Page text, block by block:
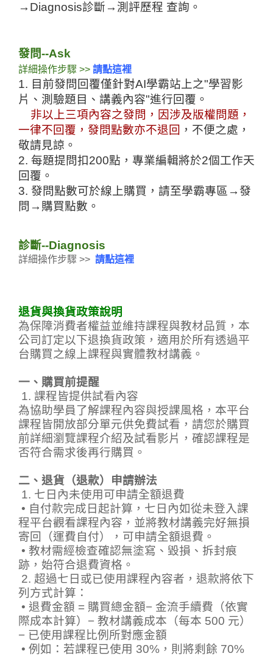
→Diagnosis診斷→測評歷程 查詢 。
發問--Ask
詳細操作步驟 >> 請點這裡
1. 目前發問回覆僅針對AI學霸站上之"學習影
片、測驗題目、講義內容"進行回覆。
非以上三項內容之發問，因涉及版權問題，
一律不回覆，發問點數亦不退回 ，不便之處，
敬請見諒。
2. 每題提問扣200點，專業編輯將於2個工作天
回覆 。
3. 發問點數可於線上購買，請至學霸專區→發
問→購買點數 。
診斷--Diagnosis
詳細操作步驟 >> 請點這裡
退貨與換貨政策說明
為保障消費者權益並維持課程與教材品質，本
公司訂定以下退換貨政策，適用於所有透過平
台購買之線上課程與實體教材講義。
一、購買前提醒
1. 課程皆提供試看內容
為協助學員了解課程內容與授課風格，本平台
課程皆開放部分單元供免費試看，請您於購買
前詳細瀏覽課程介紹及試看影片，確認課程是
否符合需求後再行購買。
二、退貨（退款）申請辦法
1. 七日內未使用可申請全額退費
• 自付款完成日起計算，七日內如從未登入課
程平台觀看課程內容，並將教材講義完好無損
寄回（運費自付），可申請全額退費。
• 教材需經檢查確認無塗寫、毀損、拆封痕
跡，始符合退費資格。
2. 超過七日或已使用課程內容者，退款將依下
列方式計算：
• 退費金額 = 購買總金額− 金流手續費（依實
際成本計算） − 教材講義成本（每本 500 元）
− 已使用課程比例所對應金額
• 例如：若課程已使用 30%，則將剩餘 70%